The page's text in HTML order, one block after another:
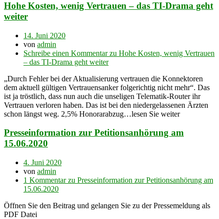
Hohe Kosten, wenig Vertrauen – das TI-Drama geht
weiter
14. Juni 2020
von admin
Schreibe einen Kommentarzu Hohe Kosten, wenig Vertrauen
– das TI-Drama geht weiter
„Durch Fehler bei der Aktualisierung vertrauen die Konnektoren
dem aktuell gültigen Vertrauensanker folgerichtig nicht mehr“. Das
ist ja tröstlich, dass nun auch die unseligen Telematik-Router ihr
Vertrauen verloren haben. Das ist bei den niedergelassenen Ärzten
schon längst weg. 2,5% Honorarabzug…lesen Sie weiter
Presseinformation zur Petitionsanhörung am
15.06.2020
4. Juni 2020
von admin
1 Kommentarzu Presseinformation zur Petitionsanhörung am
15.06.2020
Öffnen Sie den Beitrag und gelangen Sie zu der Pressemeldung als
PDF Datei